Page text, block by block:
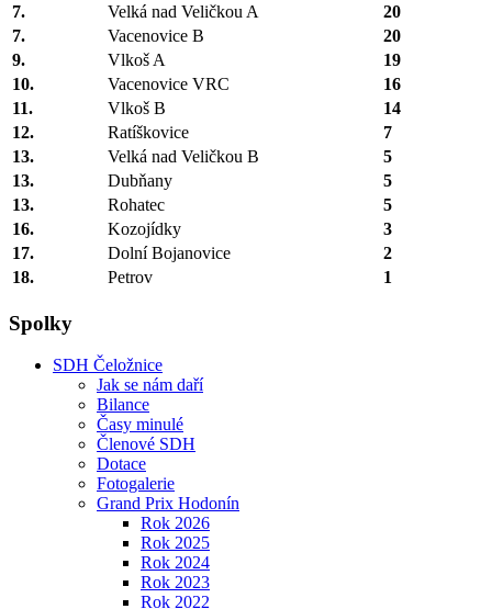
7.
Velká nad Veličkou A
20
7.
Vacenovice B
20
9.
Vlkoš A
19
10.
Vacenovice VRC
16
11.
Vlkoš B
14
12.
Ratíškovice
7
13.
Velká nad Veličkou B
5
13.
Dubňany
5
13.
Rohatec
5
16.
Kozojídky
3
17.
Dolní Bojanovice
2
18.
Petrov 1
Spolky
SDH Čeložnice
Jak se nám daří
Bilance
Časy minulé
Členové SDH
Dotace
Fotogalerie
Grand Prix Hodonín
Rok 2026
Rok 2025
Rok 2024
Rok 2023
Rok 2022